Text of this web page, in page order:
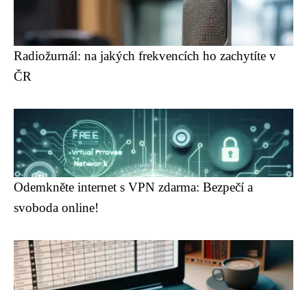
Radiožurnál: na jakých frekvencích ho zachytíte v
ČR
Odemkněte internet s VPN zdarma: Bezpečí a
svoboda online!